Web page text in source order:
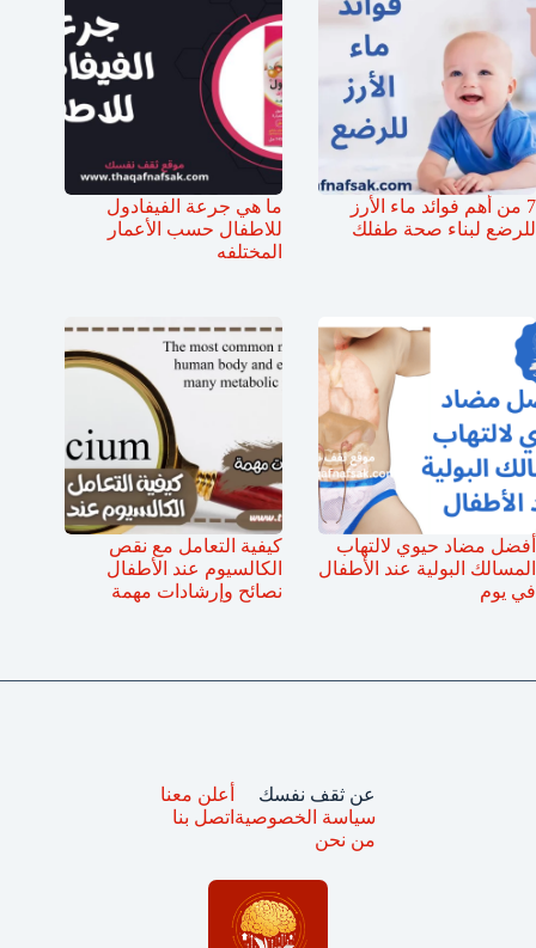
7 من أهم فوائد ماء الأرز
للرضع لبناء صحة طفلك
ما هي جرعة الفيفادول
للاطفال حسب الأعمار
المختلفه
أفضل مضاد حيوي لالتهاب
المسالك البولية عند الأطفال
في يوم
كيفية التعامل مع نقص
الكالسيوم عند الأطفال
نصائح وإرشادات مهمة
عن ثقف نفسك
سياسة الخصوصية
من نحن
أعلن معنا
اتصل بنا